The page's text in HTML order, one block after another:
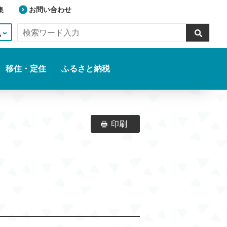
お問い合わせ
移住・定住 ふるさと納税
印刷